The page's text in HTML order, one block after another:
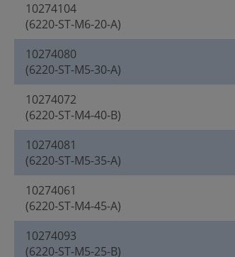
10274104
(6220-ST-M6-20-A)
10274080
(6220-ST-M5-30-A)
10274072
(6220-ST-M4-40-B)
10274081
(6220-ST-M5-35-A)
10274061
(6220-ST-M4-45-A)
10274093
(6220-ST-M5-25-B)